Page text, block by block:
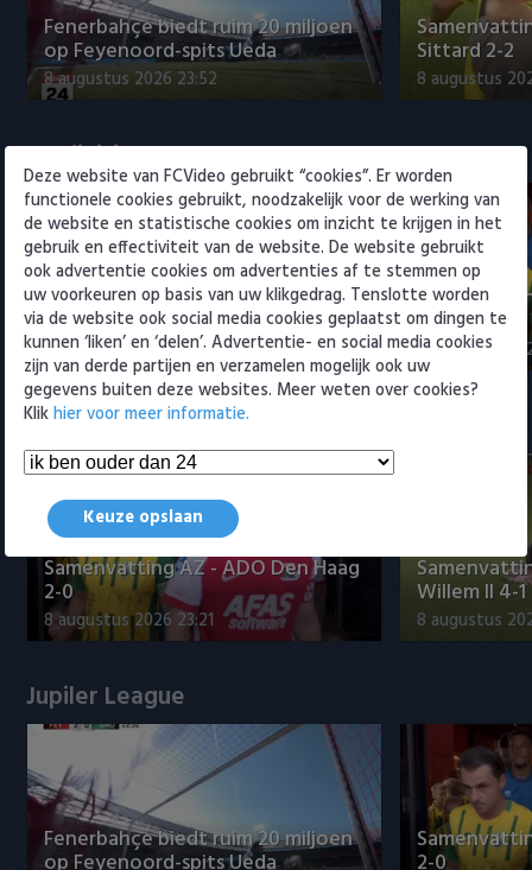
Fenerbahçe biedt ruim 20 miljoen
op Feyenoord-spits Ueda
8 augustus 2026 23:52
Sittard 2-2
8 augustus
Eredivisie
Fenerbahçe biedt ruim 20 miljoen
op Feyenoord-spits Ueda
8 augustus 2026 23:52
2-0
8 augustus
Samenvattingen Eredivisie
Samenvatting AZ - ADO Den Haag
2-0
8 augustus 2026 23:21
Willem II 4-1
8 augustus
Jupiler League
Fenerbahçe biedt ruim 20 miljoen
Deze website van FCVideo gebruikt “cookies”. Er worden
functionele cookies gebruikt, noodzakelijk voor de werking van
de website en statistische cookies om inzicht te krijgen in het
gebruik en effectiviteit van de website. De website gebruikt
ook advertentie cookies om advertenties af te stemmen op
uw voorkeuren op basis van uw klikgedrag. Tenslotte worden
via de website ook social media cookies geplaatst om dingen te
kunnen ‘liken’ en ‘delen’. Advertentie- en social media cookies
zijn van derde partijen en verzamelen mogelijk ook uw
gegevens buiten deze websites. Meer weten over cookies?
Klikhier voor meer informatie.
Keuze opslaan